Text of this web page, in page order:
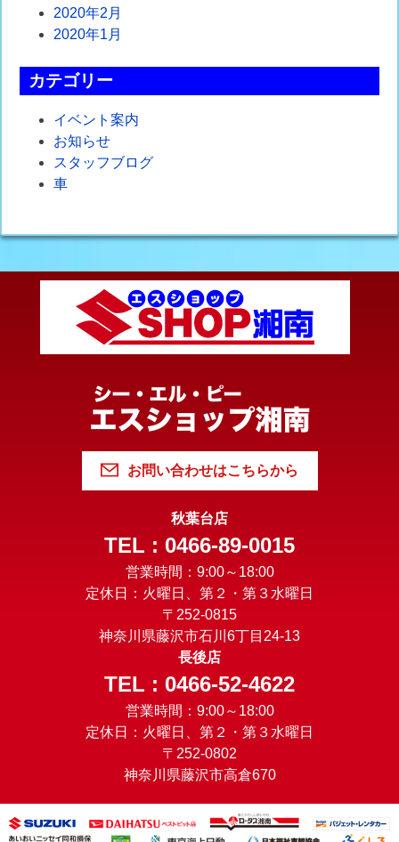
2020年2月
2020年1月
カテゴリー
イベント案内
お知らせ
スタッフブログ
車
お問い合わせはこちらから
秋葉台店
TEL : 0466-89-0015
営業時間：9:00～18:00
定休日：火曜日、第２・第３水曜日
〒252-0815
神奈川県藤沢市石川6丁目24-13
長後店
TEL : 0466-52-4622
営業時間：9:00～18:00
定休日：火曜日、第２・第３水曜日
〒252-0802
神奈川県藤沢市高倉670